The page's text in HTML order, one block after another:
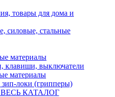
товары для дома и
силовые, стальные
материалы
клавиши, выключатели
материалы
зип-локи (грипперы)
КАТАЛОГ